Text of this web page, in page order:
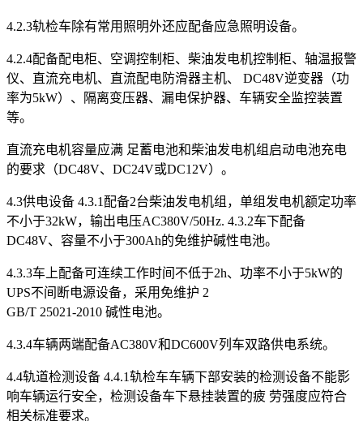
4.2.3轨检车除有常用照明外还应配备应急照明设备。
4.2.4配备配电柜、空调控制柜、柴油发电机控制柜、轴温报警
仪、直流充电机、直流配电防滑器主机、 DC48V逆变器（功
率为5kW）、隔离变压器、漏电保护器、车辆安全监控装置
等。
直流充电机容量应满 足蓄电池和柴油发电机组启动电池充电
的要求（DC48V、DC24V或DC12V）。
4.3供电设备 4.3.1配备2台柴油发电机组，单组发电机额定功率
不小于32kW，输出电压AC380V/50Hz. 4.3.2车下配备
DC48V、容量不小于300Ah的免维护碱性电池。
4.3.3车上配备可连续工作时间不低于2h、功率不小于5kW的
UPS不间断电源设备，采用免维护 2
GB/T 25021-2010 碱性电池。
4.3.4车辆两端配备AC380V和DC600V列车双路供电系统。
4.4轨道检测设备 4.4.1轨检车车辆下部安装的检测设备不能影
响车辆运行安全，检测设备车下悬挂装置的疲 劳强度应符合
相关标准要求。